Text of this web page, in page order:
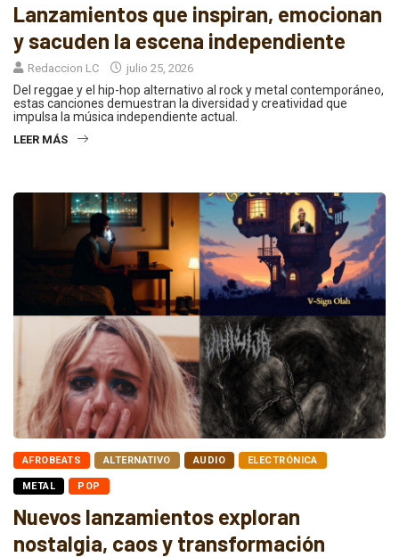
Lanzamientos que inspiran, emocionan
y sacuden la escena independiente
Redaccion LC julio 25, 2026
Del reggae y el hip-hop alternativo al rock y metal contemporáneo,
estas canciones demuestran la diversidad y creatividad que
impulsa la música independiente actual.
LEER MÁS
AFROBEATS ALTERNATIVO AUDIO ELECTRÓNICA
METAL POP
Nuevos lanzamientos exploran
nostalgia, caos y transformación